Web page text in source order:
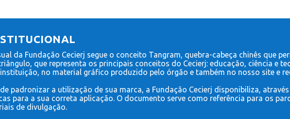
da Fundação Cecierj segue o conceito Tangram, quebra-cabeça chinês que
que representa os principais conceitos do Cecierj: educação, ciência e
no material gráfico produzido pelo órgão e também no nosso site e
padronizar a utilização de sua marca, a Fundação Cecierj disponibiliza,
para a sua correta aplicação. O documento serve como referência para os
de divulgação.